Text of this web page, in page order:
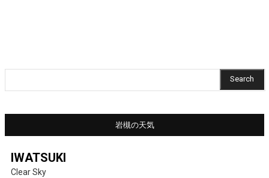
Search
岩槻の天気
IWATSUKI
Clear Sky